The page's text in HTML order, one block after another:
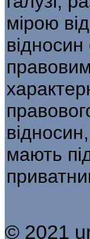
мірою
мають
© 2021